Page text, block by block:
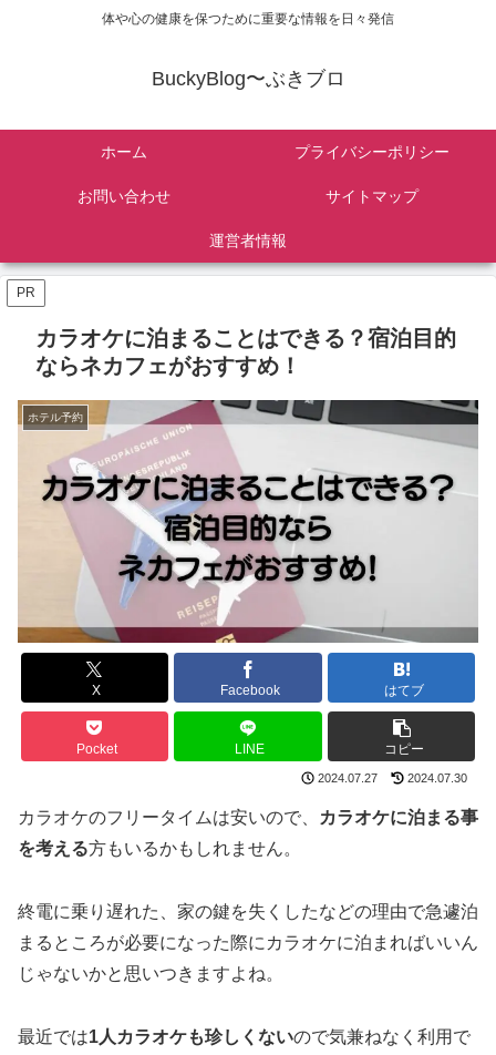
体や心の健康を保つために重要な情報を日々発信
BuckyBlog〜ぶきブロ
ホーム プライバシーポリシー
お問い合わせ サイトマップ
運営者情報
PR
カラオケに泊まることはできる？宿泊目的
ならネカフェがおすすめ！
ホテル予約
X Facebook はてブ
Pocket LINE コピー
2024.07.27 2024.07.30
カラオケのフリータイムは安いので、
カラオケに泊まる事
を考える方もいるかもしれません。
終電に乗り遅れた、家の鍵を失くしたなどの理由で急遽泊
まるところが必要になった際にカラオケに泊まればいいん
じゃないかと思いつきますよね。
最近では1人カラオケも珍しくないので気兼ねなく利用で